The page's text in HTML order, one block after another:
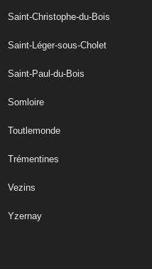
Saint-Christophe-du-Bois
Saint-Léger-sous-Cholet
Saint-Paul-du-Bois
Somloire
Toutlemonde
Trémentines
Vezins
Yzernay